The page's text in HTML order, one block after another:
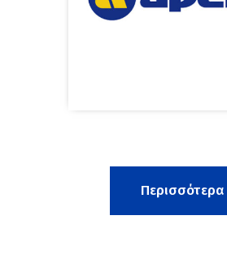
Περισσότερα